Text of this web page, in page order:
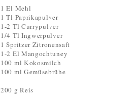
1 El Mehl
1 Tl Paprikapulver
1-2 Tl Currypulver
1/4 Tl Ingwerpulver
1 Spritzer Zitronensaft
1-2 El Mangochtuney
100 ml Kokosmilch
100 ml Gemüsebrühe
200 g Reis